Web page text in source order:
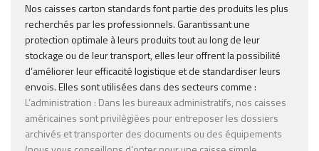
Nos caisses carton standards font partie des produits les plus
recherchés par les professionnels. Garantissant une
protection optimale à leurs produits tout au long de leur
stockage ou de leur transport, elles leur offrent la possibilité
d’améliorer leur efficacité logistique et de standardiser leurs
envois. Elles sont utilisées dans des secteurs comme :
L’administration : Dans les bureaux administratifs, nos caisses
américaines sont privilégiées pour entreposer les dossiers
archivés et transporter des documents ou des équipements